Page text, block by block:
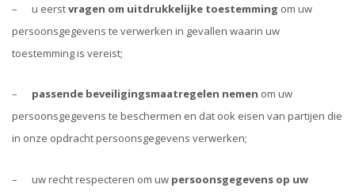
– u eerstvragen om uitdrukkelijke toestemming om uw
persoonsgegevens te verwerken in gevallen waarin uw
toestemming is vereist;
– passende beveiligingsmaatregelen nemen om uw
persoonsgegevens te beschermen en dat ook eisen van partijen die
in onze opdracht persoonsgegevens verwerken;
– uw recht respecteren om uw persoonsgegevens op uw